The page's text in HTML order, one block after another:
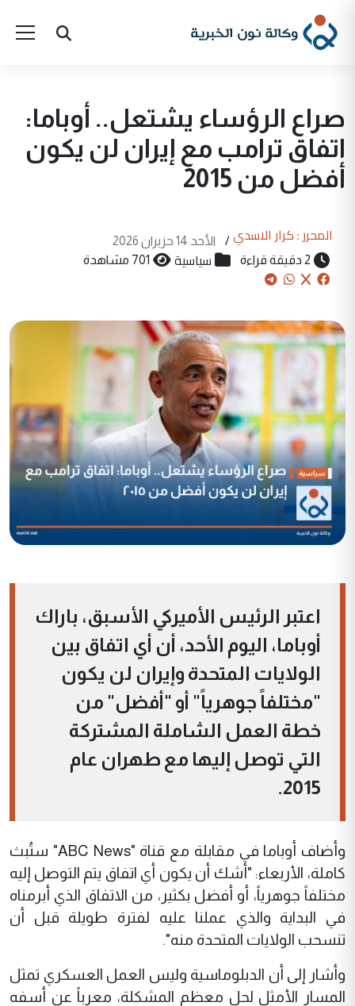
صراع الرؤساء يشتعل.. أوباما:
اتفاق ترامب مع إيران لن يكون
أفضل من 2015
المحرر : كرار الاسدي /
الأحد 14 حزيران 2026
2 دقيقة قراءة
سياسية 701 مشاهدة
اعتبر الرئيس الأميركي الأسبق، باراك
أوباما، اليوم الأحد، أن أي اتفاق بين
الولايات المتحدة وإيران لن يكون
"مختلفاً جوهرياً" أو "أفضل" من
خطة العمل الشاملة المشتركة
التي توصل إليها مع طهران عام
2015.
وأضاف أوباما في مقابلة مع قناة "ABC News" ستُبث
كاملة، الأربعاء: "أشك أن يكون أي اتفاق يتم التوصل إليه
مختلفاً جوهرياً، أو أفضل بكثير، من الاتفاق الذي أبرمناه
في البداية والذي عملنا عليه لفترة طويلة قبل أن
تنسحب الولايات المتحدة منه".
وأشار إلى أن الدبلوماسية وليس العمل العسكري تمثل
المسار الأمثل لحل معظم المشكلة، معرباً عن أسفه